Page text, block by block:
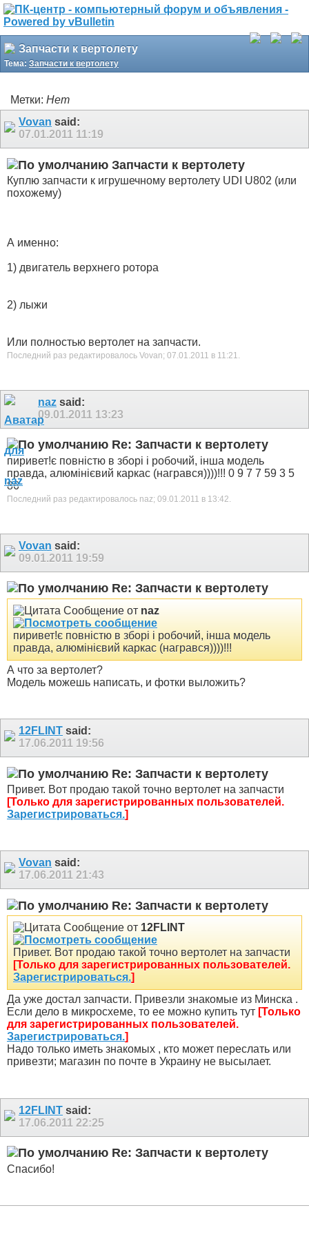
Запчасти к вертолету
Тема: Запчасти к вертолету
Метки: Нет
Vovan said:
07.01.2011 11:19
Запчасти к вертолету
Куплю запчасти к игрушечному вертолету UDI U802 (или
похожему)
А именно:
1) двигатель верхнего ротора
2) лыжи
Или полностью вертолет на запчасти.
Последний раз редактировалось Vovan; 07.01.2011 в 11:21.
naz said:
09.01.2011 13:23
Re: Запчасти к вертолету
пиривет!є повністю в зборі і робочий, інша модель
правда, алюмінієвий каркас (награвся))))!!! 0 9 7 7 59 3 5
86
Последний раз редактировалось naz; 09.01.2011 в 13:42.
Vovan said:
09.01.2011 19:59
Re: Запчасти к вертолету
Сообщение от naz
пиривет!є повністю в зборі і робочий, інша модель
правда, алюмінієвий каркас (награвся))))!!!
А что за вертолет?
Модель можешь написать, и фотки выложить?
12FLINT said:
17.06.2011 19:56
Re: Запчасти к вертолету
Привет. Вот продаю такой точно вертолет на запчасти
[Только для зарегистрированных пользователей.
Зарегистрироваться.]
Vovan said:
17.06.2011 21:43
Re: Запчасти к вертолету
Сообщение от 12FLINT
Привет. Вот продаю такой точно вертолет на запчасти
[Только для зарегистрированных пользователей.
Зарегистрироваться.]
Да уже достал запчасти. Привезли знакомые из Минска .
Если дело в микросхеме, то ее можно купить тут [Только
для зарегистрированных пользователей.
Зарегистрироваться.]
Надо только иметь знакомых , кто может переслать или
привезти; магазин по почте в Украину не высылает.
12FLINT said:
17.06.2011 22:25
Re: Запчасти к вертолету
Спасибо!